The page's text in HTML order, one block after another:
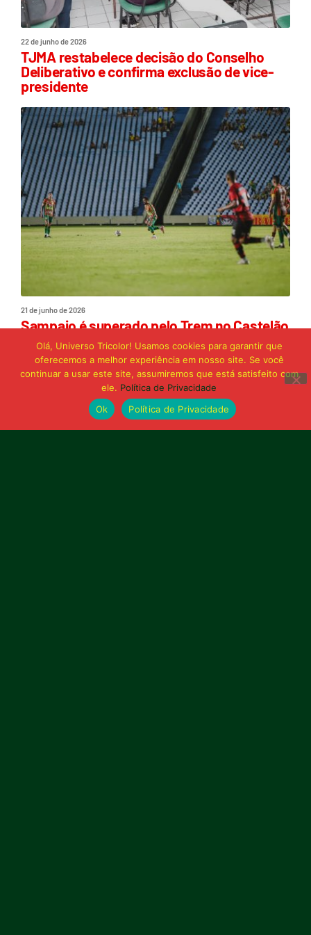
22 de junho de 2026
TJMA restabelece decisão do Conselho
Deliberativo e confirma exclusão de vice-
presidente
21 de junho de 2026
Sampaio é superado pelo Trem no Castelão
e buscará reação em Macapá
Olá, Universo Tricolor! Usamos cookies para garantir que
oferecemos a melhor experiência em nosso site. Se você
continuar a usar este site, assumiremos que está satisfeito com
ele. Política de Privacidade
Ok
Política de Privacidade